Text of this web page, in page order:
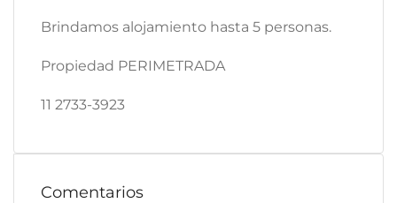
Brindamos alojamiento hasta 5 personas.
Propiedad PERIMETRADA
11 2733-3923
Comentarios